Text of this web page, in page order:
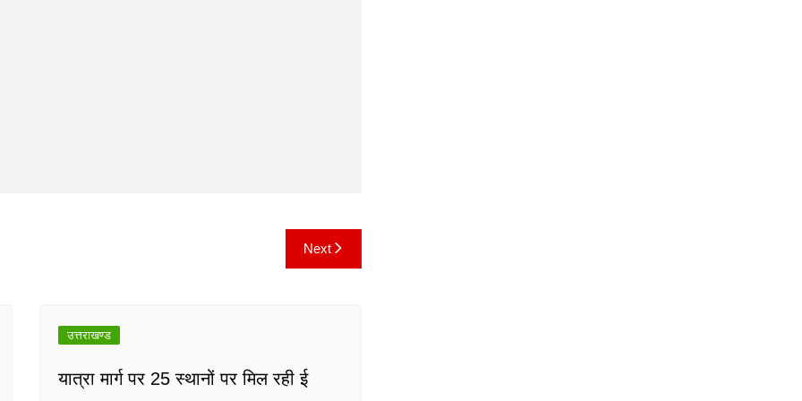
Next
उत्तराखण्ड
यात्रा मार्ग पर 25 स्थानों पर मिल रही ई